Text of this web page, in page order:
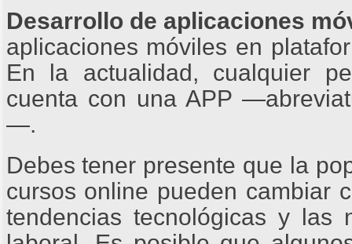
Desarrollo de aplicaciones
aplicaciones móviles en
En la actualidad, cualquier
cuenta con una APP
—.
Debes tener presente que la
cursos online pueden cambiar
tendencias tecnológicas y las